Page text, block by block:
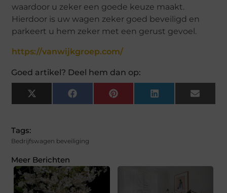
waardoor u zeker een goede keuze maakt.
Hierdoor is uw wagen zeker goed beveiligd en
parkeert u hem zeker met een gerust gevoel.
https://vanwijkgroep.com/
Goed artikel? Deel hem dan op:
X
(Twitter)
Facebook Pinterest LinkedIn Email
Tags:
Bedrijfswagen beveiliging
Meer Berichten